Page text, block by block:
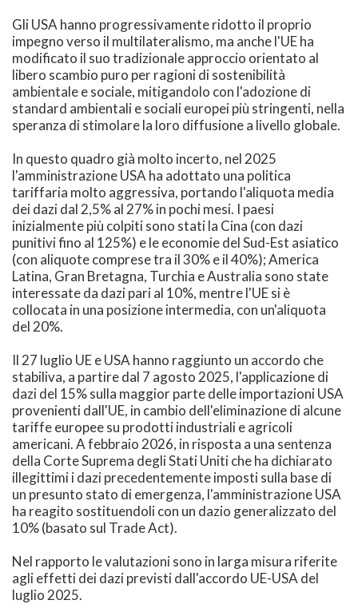
Gli USA hanno progressivamente ridotto il proprio
impegno verso il multilateralismo, ma anche l'UE ha
modificato il suo tradizionale approccio orientato al
libero scambio puro per ragioni di sostenibilità
ambientale e sociale, mitigandolo con l'adozione di
standard ambientali e sociali europei più stringenti, nella
speranza di stimolare la loro diffusione a livello globale.
In questo quadro già molto incerto, nel 2025
l'amministrazione USA ha adottato una politica
tariffaria molto aggressiva, portando l'aliquota media
dei dazi dal 2,5% al 27% in pochi mesi. I paesi
inizialmente più colpiti sono stati la Cina (con dazi
punitivi fino al 125%) e le economie del Sud-Est asiatico
(con aliquote comprese tra il 30% e il 40%); America
Latina, Gran Bretagna, Turchia e Australia sono state
interessate da dazi pari al 10%, mentre l'UE si è
collocata in una posizione intermedia, con un'aliquota
del 20%.
Il 27 luglio UE e USA hanno raggiunto un accordo che
stabiliva, a partire dal 7 agosto 2025, l'applicazione di
dazi del 15% sulla maggior parte delle importazioni USA
provenienti dall'UE, in cambio dell'eliminazione di alcune
tariffe europee su prodotti industriali e agricoli
americani. A febbraio 2026, in risposta a una sentenza
della Corte Suprema degli Stati Uniti che ha dichiarato
illegittimi i dazi precedentemente imposti sulla base di
un presunto stato di emergenza, l'amministrazione USA
ha reagito sostituendoli con un dazio generalizzato del
10% (basato sul Trade Act).
Nel rapporto le valutazioni sono in larga misura riferite
agli effetti dei dazi previsti dall'accordo UE-USA del
luglio 2025.